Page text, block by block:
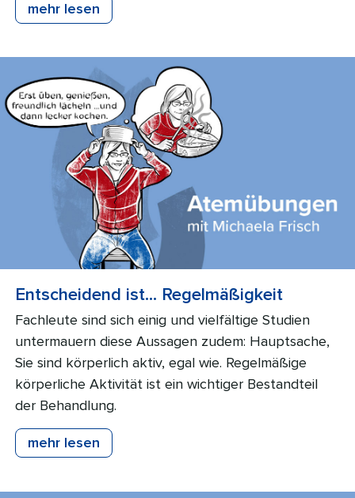
mehr lesen
Entscheidend ist… Regelmäßigkeit
Fachleute sind sich einig und vielfältige Studien
untermauern diese Aussagen zudem: Hauptsache,
Sie sind körperlich aktiv, egal wie. Regelmäßige
körperliche Aktivität ist ein wichtiger Bestandteil
der Behandlung.
mehr lesen